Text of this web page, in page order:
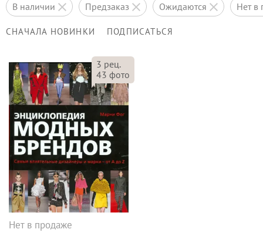
в наличии предзаказ ожидаются нет
СНАЧАЛА НОВИНКИ ПОДПИСАТЬСЯ
3 рец.
43 фото
Нет в продаже